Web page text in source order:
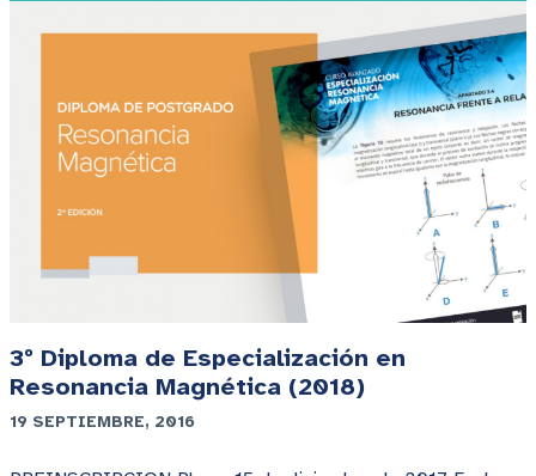
3º Diploma de Especialización en
Resonancia Magnética (2018)
19 SEPTIEMBRE, 2016